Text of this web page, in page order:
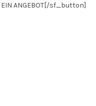
ANGEBOT[/sf_button]